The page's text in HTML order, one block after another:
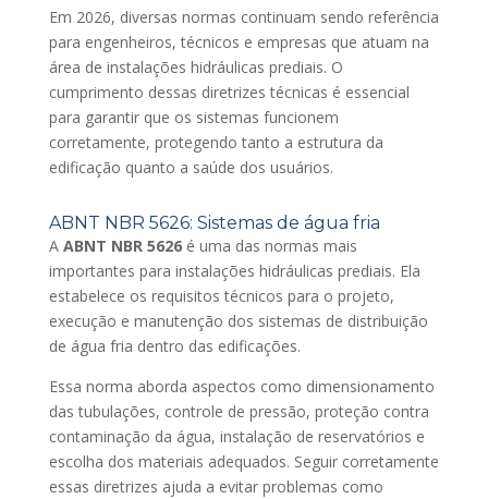
Em 2026, diversas normas continuam sendo referência
para engenheiros, técnicos e empresas que atuam na
área de instalações hidráulicas prediais. O
cumprimento dessas diretrizes técnicas é essencial
para garantir que os sistemas funcionem
corretamente, protegendo tanto a estrutura da
edificação quanto a saúde dos usuários.
ABNT NBR 5626: Sistemas de água fria
A ABNT NBR 5626é uma das normas mais
importantes para instalações hidráulicas prediais. Ela
estabelece os requisitos técnicos para o projeto,
execução e manutenção dos sistemas de distribuição
de água fria dentro das edificações.
Essa norma aborda aspectos como dimensionamento
das tubulações, controle de pressão, proteção contra
contaminação da água, instalação de reservatórios e
escolha dos materiais adequados. Seguir corretamente
essas diretrizes ajuda a evitar problemas como